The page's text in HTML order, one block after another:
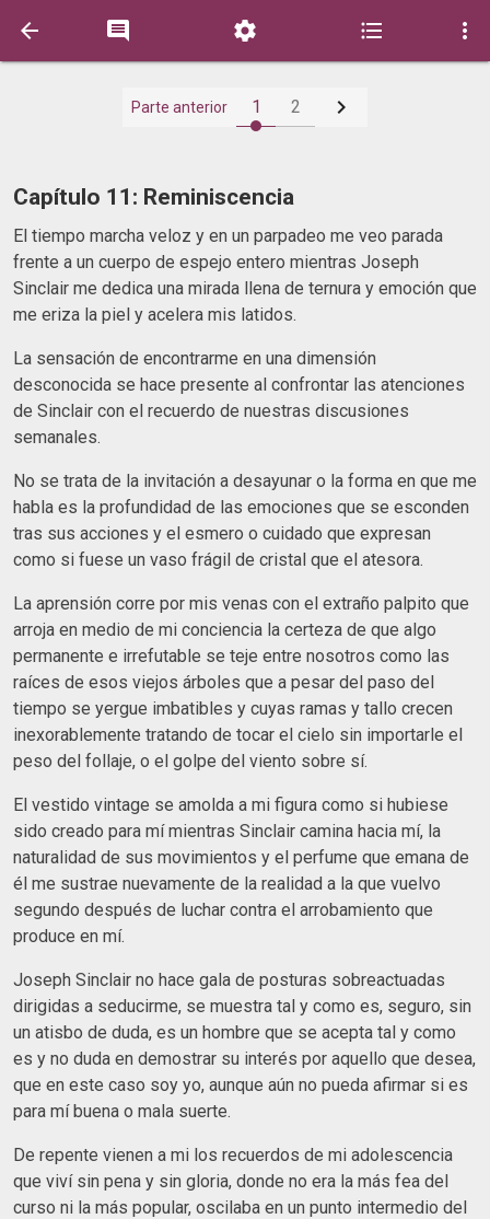
    
Parte anterior 1 2 
Capítulo 11: Reminiscencia
El tiempo marcha veloz y en un parpadeo me veo parada
frente a un cuerpo de espejo entero mientras Joseph
Sinclair me dedica una mirada llena de ternura y emoción que
me eriza la piel y acelera mis latidos.
La sensación de encontrarme en una dimensión
desconocida se hace presente al confrontar las atenciones
de Sinclair con el recuerdo de nuestras discusiones
semanales.
No se trata de la invitación a desayunar o la forma en que me
habla es la profundidad de las emociones que se esconden
tras sus acciones y el esmero o cuidado que expresan
como si fuese un vaso frágil de cristal que el atesora.
La aprensión corre por mis venas con el extraño palpito que
arroja en medio de mi conciencia la certeza de que algo
permanente e irrefutable se teje entre nosotros como las
raíces de esos viejos árboles que a pesar del paso del
tiempo se yergue imbatibles y cuyas ramas y tallo crecen
inexorablemente tratando de tocar el cielo sin importarle el
peso del follaje, o el golpe del viento sobre sí.
El vestido vintage se amolda a mi figura como si hubiese
sido creado para mí mientras Sinclair camina hacia mí, la
naturalidad de sus movimientos y el perfume que emana de
él me sustrae nuevamente de la realidad a la que vuelvo
segundo después de luchar contra el arrobamiento que
produce en mí.
Joseph Sinclair no hace gala de posturas sobreactuadas
dirigidas a seducirme, se muestra tal y como es, seguro, sin
un atisbo de duda, es un hombre que se acepta tal y como
es y no duda en demostrar su interés por aquello que desea,
que en este caso soy yo, aunque aún no pueda afirmar si es
para mí buena o mala suerte.
De repente vienen a mi los recuerdos de mi adolescencia
que viví sin pena y sin gloria, donde no era la más fea del
curso ni la más popular, oscilaba en un punto intermedio del